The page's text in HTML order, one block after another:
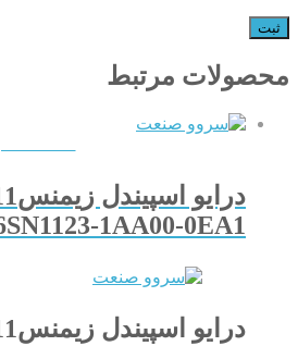
محصولات مرتبط
درایو اسپیندل زیمنس611 160A
1AA00-0EA1
درایو اسپیندل زیمنس611 160A